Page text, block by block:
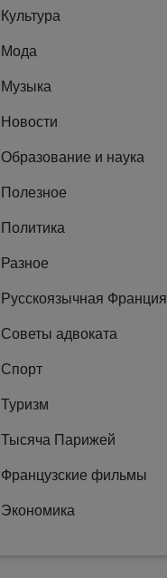
Культура
Мода
Музыка
Новости
Образование и наука
Полезное
Политика
Разное
Русскоязычная Франция
Советы адвоката
Спорт
Туризм
Тысяча Парижей
Французские фильмы
Экономика